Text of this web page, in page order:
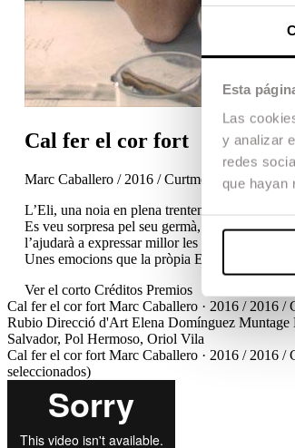
Esta
Las
y analizar
redes
que hayan
Cal fer el cor fort
Marc Caballero / 2016 / Curtmetratge /
L’Eli, una noia en plena trentena, torna al pis
Es veu sorpresa pel seu germà, en Martí, un
l’ajudarà a expressar millor les seves emocions.
Unes emocions que la pròpia Eli no expressa
Ver el corto Créditos Premios
Cal fer el cor fort Marc Caballero · 2016 / 2016 /
Rubio Direcció d'Art Elena Domínguez Muntage
Salvador, Pol Hermoso, Oriol Vila
Cal fer el cor fort Marc Caballero · 2016 / 2016 /
seleccionados)